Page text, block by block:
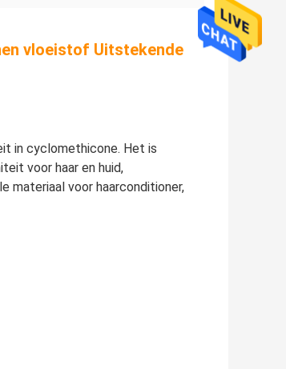
vloeistof Uitstekende
in cyclomethicone. Het is
voor haar en huid,
materiaal voor haarconditioner,